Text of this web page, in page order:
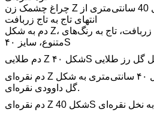
چراغ چشمک زن Z شکل 40 سانتی‌متری از
انتهای تاج به تاج زربافت
دم به شکل Z، طرح زربافت، تاج به رنگ‌های
متنوع، سایز ۴۰S
دم نقره‌ای Z شکل ۴۰ سانتی‌متری به شکل
گل داوودی نقره‌ای.
دم نقره‌ای Z شکل 40S به نخل نقره‌ای